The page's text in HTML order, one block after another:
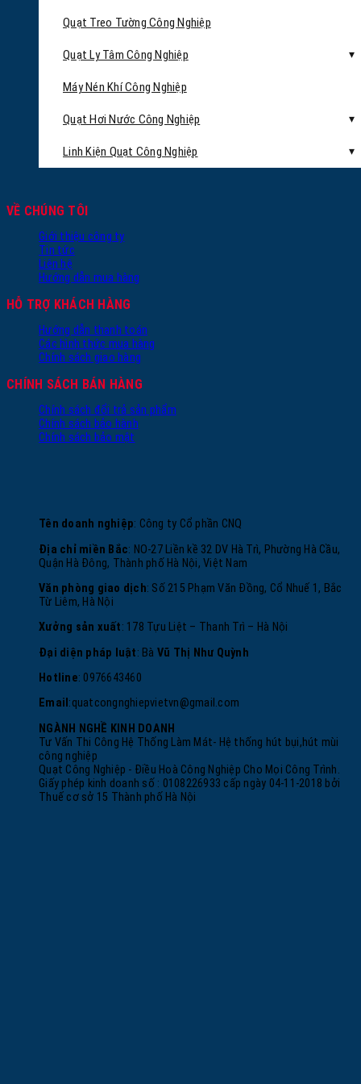
Quạt Treo Tường Công Nghiệp
Quạt Ly Tâm Công Nghiệp
Máy Nén Khí Công Nghiệp
Quạt Hơi Nước Công Nghiệp
Linh Kiện Quạt Công Nghiệp
VỀ CHÚNG TÔI
Giới thiệu công ty
Tin tức
Liên hệ
Hướng dẫn mua hàng
HỖ TRỢ KHÁCH HÀNG
Hướng dẫn thanh toán
Các hình thức mua hàng
Chính sách giao hàng
CHÍNH SÁCH BÁN HÀNG
Chính sách đổi trả sản phẩm
Chính sách bảo hành
Chính sách bảo mật
Tên doanh nghiệp: Công ty Cổ phần CNQ
Địa chỉ miền Bắc: NO-27 Liền kề 32 DV Hà Trì, Phường Hà Cầu,
Quận Hà Đông, Thành phố Hà Nội, Việt Nam
Văn phòng giao dịch: Số 215 Phạm Văn Đồng, Cổ Nhuế 1, Bắc
Từ Liêm, Hà Nội
Xưởng sản xuất: 178 Tựu Liệt – Thanh Trì – Hà Nội
Đại diện pháp luật: Bà Vũ Thị Như Quỳnh
Hotline: 0976643460
Email:quatcongnghiepvietvn@gmail.com
NGÀNH NGHỀ KINH DOANH
Tư Vấn Thi Công Hệ Thống Làm Mát- Hệ thống hút bụi,hút mùi
công nghiệp
Quạt Công Nghiệp - Điều Hoà Công Nghiệp Cho Mọi Công Trình.
Giấy phép kinh doanh số : 0108226933 cấp ngày 04-11-2018 bởi
Thuế cơ sở 15 Thành phố Hà Nội